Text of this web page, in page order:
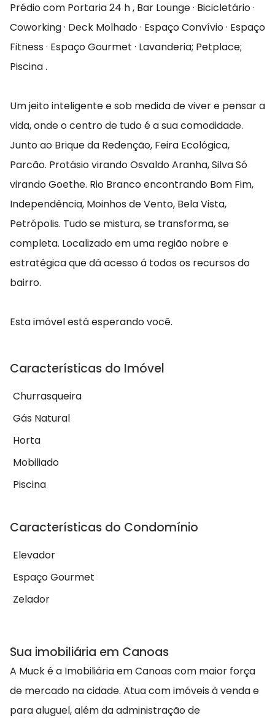
Prédio com Portaria 24 h , Bar Lounge · Bicicletário ·
Coworking · Deck Molhado · Espaço Convívio · Espaço
Fitness · Espaço Gourmet · Lavanderia; Petplace;
Piscina .
Um jeito inteligente e sob medida de viver e pensar a
vida, onde o centro de tudo é a sua comodidade.
Junto ao Brique da Redenção, Feira Ecológica,
Parcão. Protásio virando Osvaldo Aranha, Silva Só
virando Goethe. Rio Branco encontrando Bom Fim,
Independência, Moinhos de Vento, Bela Vista,
Petrópolis. Tudo se mistura, se transforma, se
completa. Localizado em uma região nobre e
estratégica que dá acesso á todos os recursos do
bairro.
Esta imóvel está esperando você.
Características do Imóvel
Churrasqueira
Gás Natural
Horta
Mobiliado
Piscina
Características do Condomínio
Elevador
Espaço Gourmet
Zelador
Sua imobiliária em Canoas
A Muck é a Imobiliária em Canoas com maior força
de mercado na cidade. Atua com imóveis à venda e
para aluguel, além da administração de